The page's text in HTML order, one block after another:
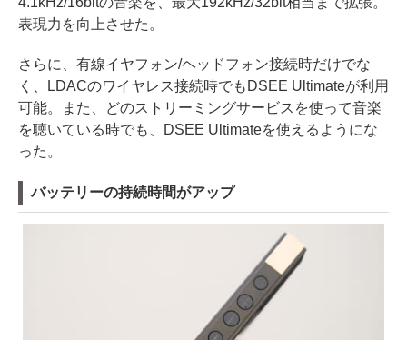
表現力を向上させた。
さらに、有線イヤフォン/ヘッドフォン接続時だけでな
く、LDACのワイヤレス接続時でもDSEE Ultimateが利用
可能。また、どのストリーミングサービスを使って音楽
を聴いている時でも、DSEE Ultimateを使えるようにな
った。
バッテリーの持続時間がアップ